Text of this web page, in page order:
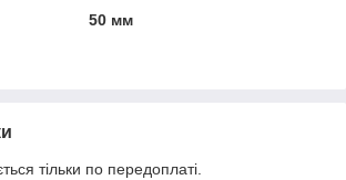
50 мм
тільки по передоплаті.